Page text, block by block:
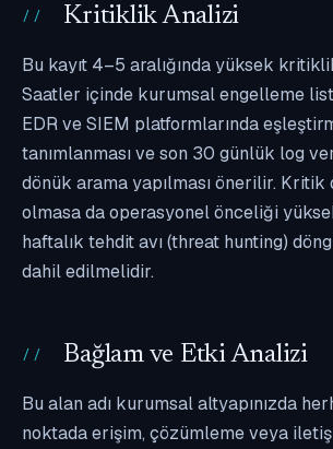
Kritiklik Analizi
Bu kayıt 4–5 aralığında yüksek
Saatler içinde kurumsal engelleme
EDR ve SIEM platformlarında
tanımlanması ve son 30 günlük log
dönük arama yapılması önerilir.
olmasa da operasyonel önceliği
haftalık tehdit avı (threat hunting)
dahil edilmelidir.
Bağlam ve Etki Analizi
Bu alan adı kurumsal altyapınızda
noktada erişim, çözümleme veya